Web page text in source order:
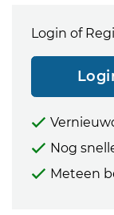
Login of
Nog
Meteen